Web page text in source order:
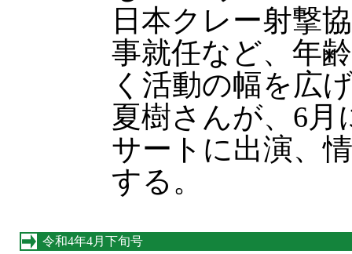
日本クレー射撃
事就任など、年
く活動の幅を広
夏樹さんが、6月
サートに出演、
する。
令和4年4月下旬号